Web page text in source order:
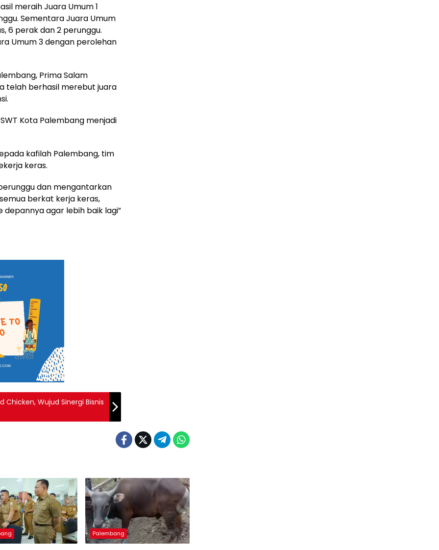
meraih Juara Umum 1
Sementara Juara Umum
6 perak dan 2 perunggu.
Umum 3 dengan perolehan
Prima Salam
telah berhasil merebut juara
Kota Palembang menjadi
kafilah Palembang, tim
keras.
dan mengantarkan
berkat kerja keras,
depannya agar lebih baik lagi”
Chicken, Wujud Sinergi Bisnis
Palembang